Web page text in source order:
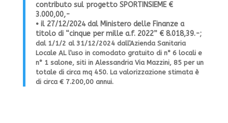
contributo sul progetto SPORTINSIEME €
3.000,00,-
• il 27/12/2024 dal Ministero delle Finanze a
titolo di “cinque per mille a.f. 2022” € 8.018,39.-;
dal 1/1/2 al 31/12/2024 dall’Azienda Sanitaria
Locale AL l’uso in comodato gratuito di n° 6 locali e
n° 1 salone, siti in Alessandria Via Mazzini, 85 per un
totale di circa mq 450. La valorizzazione stimata è
di circa € 7.200,00 annui.